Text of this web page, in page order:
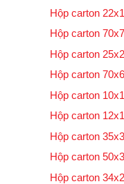
Hộp carton
Hộp carton
Hộp carton
Hộp carton
Hộp carton
Hộp carton
Hộp carton
Hộp carton
Hộp carton